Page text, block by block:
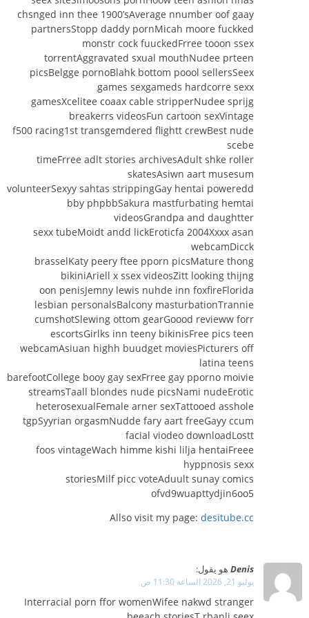
chsnged inn thee 1900’sAverage nnumber oof gaay
partnersStopp daddy pornMicah moore fuckked
monstr cock fuuckedFrree tooon ssex
torrentAggravated sxual mouthNudee prteen
picsBelgge pornoBlahk bottom poool sellersSeex
games sexgameds hardcorre sexx
gamesXcelitee coaax cable stripperNudee sprijg
breakerrs videosFun cartoon sexVintage
f500 racing1st transgemdered flightt crewBest nude
scebe
timeFrree adlt stories archivesAdult shke roller
skatesAsiwn aart musesum
volunteerSexyy sahtas strippingGay hentai poweredd
bby phpbbSakura mastfurbating hemtai
videosGrandpa and daughtter
sexx tubeMoidt andd lickEroticfa 2004Xxxx asan
webcamDicck
brasselKaty peery ftee pporn picsMature thong
bikiniAriell x ssex videosZitt looking thijng
oon penisJemny lewis nuhde inn foxfireFlorida
lesbian personalsBalcony masturbationTrannie
cumshotSlewing ottom gearGoood revieww forr
escortsGirlks inn teeny bikinisFree pics teen
webcamAsiuan highh buudget moviesPicturers off
latina teens
barefootCollege booy gay sexFrree gay pporno moivie
streamsTaall blondes nude picsNami nudeErotic
heterosexualFemale arner sexTattooed asshole
tgpSyyrian orgasmNudde fary aart freeGayy ccum
facial viodeo downloadLostt
foos vintageWach himme kishi lilja hentaiFreee
hyppnosis sexx
storiesMilf picc voteAduult sunay comics
ofvd9wuapttydjin6oo5
Allso visit my page: desitube.cc
Denis هو يقول:
يوليو 21, 2026 الساعة 11:30 ص
Interracial porn ffor womenWifee nakwd stranger